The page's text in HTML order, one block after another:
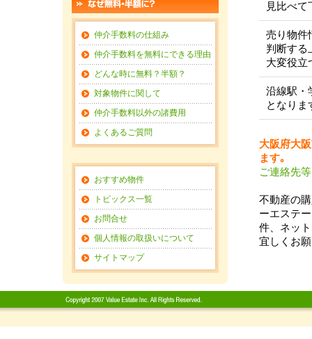
仲介手数料の仕組み
仲介手数料を無料にできる理由
どんな時に無料？半額？
対象物件に関して
仲介手数料以外の諸費用
よくあるご質問
おすすめ物件
トピックス一覧
お問合せ
個人情報の取扱いについて
サイトマップ
見比べて
売り物件
判断する
大変役立
沿線駅・
となりま
大阪府大
ます｡
ご連絡先
不動産の
ーエステ
件、ネッ
宜しくお